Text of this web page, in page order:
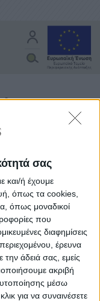
σας
και/ή έχουμε
όπως τα cookies,
όπως μοναδικοί
που
διαφημίσεις
έρευνα
την άδειά σας, εμείς
ακριβή
μέσω
για να συναινέσετε
με 25 λεπτά το